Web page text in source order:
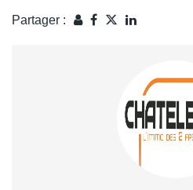
Partager :